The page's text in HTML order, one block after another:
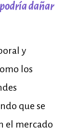
dañar
y
los
que se
el mercado